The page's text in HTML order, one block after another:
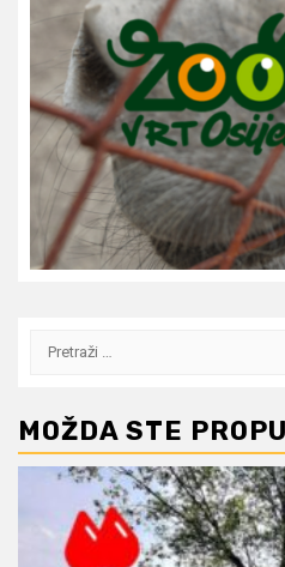
Pretraži:
MOŽDA STE